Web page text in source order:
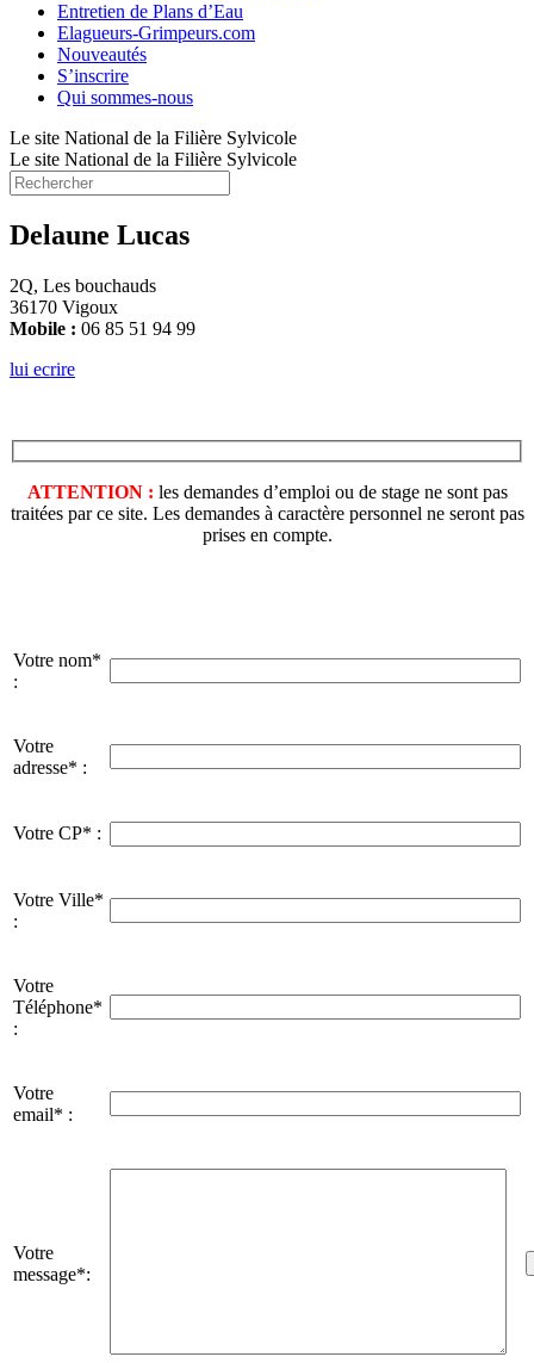
Entretien de Plans d’Eau
Elagueurs-Grimpeurs.com
Nouveautés
S’inscrire
Qui sommes-nous
Le site National de la Filière Sylvicole
Le site National de la Filière Sylvicole
Delaune Lucas
2Q, Les bouchauds
36170 Vigoux
Mobile : 06 85 51 94 99
lui ecrire
ATTENTION : les demandes d’emploi ou de stage ne sont pas
traitées par ce site. Les demandes à caractère personnel ne seront pas
prises en compte.
Votre nom*
:
Votre
adresse* :
Votre CP* :
Votre Ville*
:
Votre
Téléphone*
:
Votre
email* :
Votre
message*: